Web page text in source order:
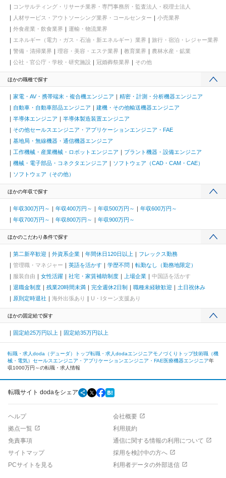
コンサルティング・リサーチ業界・専門事務所・監査法人・税理士法人
人材サービス・アウトソーシング業界・コールセンター
小売業界
外食産業・飲食業界
運輸・物流業界
エネルギー（電力・ガス・石油・新エネルギー）業界
旅行・宿泊・レジャー業界
警備・清掃業界
理容・美容・エステ業界 教育業界
農林水産・鉱業
公社・官公庁・学校・研究施設
冠婚葬祭業界 その他
ほかの職種で探す
家電・AV・携帯端末・複合機エンジニア
精密・計測・分析機器エンジニア
自動車・自動車部品エンジニア
建機・その他輸送機器エンジニア
半導体エンジニア
半導体製造装置エンジニア
その他セールスエンジニア・アプリケーションエンジニア・FAE
基地局・無線機器・通信機器エンジニア
工作機械・産業機械・ロボットエンジニア
プラント機器・設備エンジニア
機械・電子部品・コネクタエンジニア
ソフトウェア（CAD・CAM・CAE）
ソフトウェア（その他）
ほかの年収で探す
年収300万円～ 年収400万円～ 年収500万円～
年収600万円～
年収700万円～
年収800万円～ 年収900万円～
ほかのこだわり条件で探す
第二新卒歓迎 外資系企業 年間休日120日以上
フレックス勤務
管理職・マネジャー
英語を活かす 学歴不問
転勤なし（勤務地限定）
服装自由
女性活躍 社宅・家賃補助制度 上場企業
中国語を活かす
退職金制度
残業20時間未満 完全週休2日制 職種未経験歓迎
土日祝休み
原則定時退社
海外出張あり U・Iターン支援あり
ほかの固定給で探す
固定給25万円以上 固定給35万円以上
転職・求人doda（デューダ）トップ転職・求人dodaエンジニアモノづくりトップ技術職（機
械・電気） セールスエンジニア・アプリケーションエンジニア・FAE医療機器エンジニア年
収1000万円～の転職・求人情報
転職サイト dodaをシェア
ヘルプ
会社概要
拠点一覧
利用規約
免責事項
通信に関する情報の利用について
サイトマップ
採用を検討中の方へ
PCサイトを見る
利用者データの外部送信